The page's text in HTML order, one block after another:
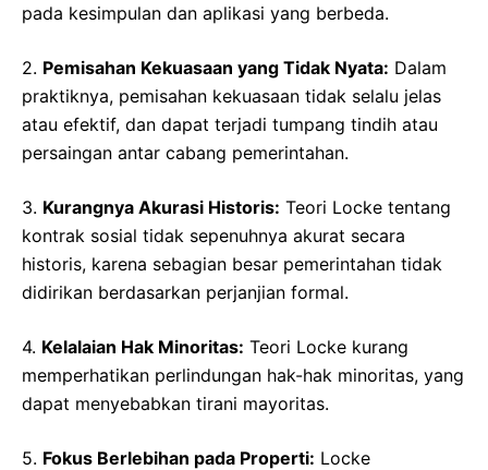
pada kesimpulan dan aplikasi yang berbeda.
2. Pemisahan Kekuasaan yang Tidak Nyata: Dalam
praktiknya, pemisahan kekuasaan tidak selalu jelas
atau efektif, dan dapat terjadi tumpang tindih atau
persaingan antar cabang pemerintahan.
3. Kurangnya Akurasi Historis: Teori Locke tentang
kontrak sosial tidak sepenuhnya akurat secara
historis, karena sebagian besar pemerintahan tidak
didirikan berdasarkan perjanjian formal.
4. Kelalaian Hak Minoritas: Teori Locke kurang
memperhatikan perlindungan hak-hak minoritas, yang
dapat menyebabkan tirani mayoritas.
5. Fokus Berlebihan pada Properti: Locke